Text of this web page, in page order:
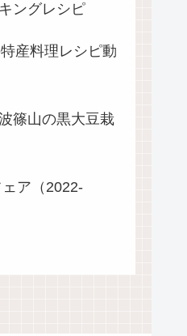
ングレシピ
産料理レシピ動
篠山の黒大豆栽
ア（2022-